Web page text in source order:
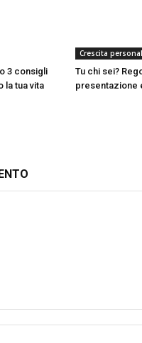
3 consigli
la tua vita
Crescita
Tu chi sei?
presentazione